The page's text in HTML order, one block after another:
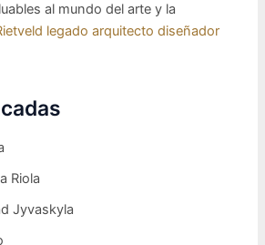
al mundo del arte y la
legado arquitecto diseñador
Riola
Jyvaskyla